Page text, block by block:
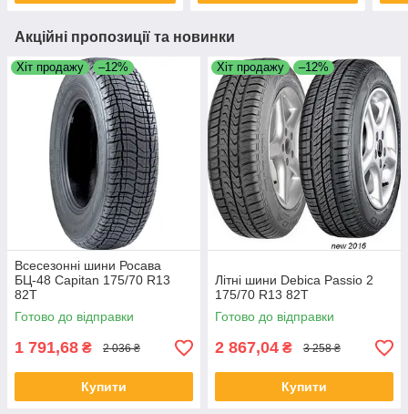
Акційні пропозиції та новинки
Хіт продажу –12%
Всесезонні шини Росава
БЦ-48 Capitan 175/70 R13
82T
Готово до відправки
1 791,68 ₴ 2 036 ₴
Купити
Хіт продажу –12%
Літні шини Debica Passio 2
175/70 R13 82T
Готово до відправки
2 867,04 ₴ 3 258 ₴
Купити